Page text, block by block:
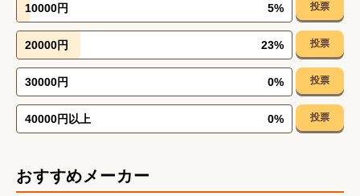
10000円 5% 投票
20000円 23% 投票
30000円 0% 投票
40000円以上 0% 投票
おすすめメーカー